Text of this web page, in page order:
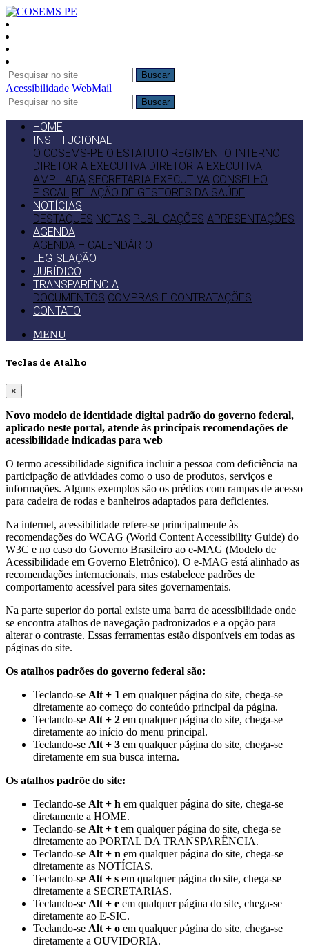
Buscar
Acessibilidade WebMail
Buscar
HOME
INSTITUCIONAL
O COSEMS-PE O ESTATUTO REGIMENTO INTERNO
DIRETORIA EXECUTIVA DIRETORIA EXECUTIVA
AMPLIADA SECRETARIA EXECUTIVA CONSELHO
FISCAL RELAÇÃO DE GESTORES DA SAÚDE
NOTÍCIAS
DESTAQUES NOTAS PUBLICAÇÕES APRESENTAÇÕES
AGENDA
AGENDA – CALENDÁRIO
LEGISLAÇÃO
JURÍDICO
TRANSPARÊNCIA
DOCUMENTOS COMPRAS E CONTRATAÇÕES
CONTATO
MENU
Teclas de Atalho
×
Novo modelo de identidade digital padrão do governo federal,
aplicado neste portal, atende às principais recomendações de
acessibilidade indicadas para web
O termo acessibilidade significa incluir a pessoa com deficiência na
participação de atividades como o uso de produtos, serviços e
informações. Alguns exemplos são os prédios com rampas de acesso
para cadeira de rodas e banheiros adaptados para deficientes.
Na internet, acessibilidade refere-se principalmente às
recomendações do WCAG (World Content Accessibility Guide) do
W3C e no caso do Governo Brasileiro ao e-MAG (Modelo de
Acessibilidade em Governo Eletrônico). O e-MAG está alinhado as
recomendações internacionais, mas estabelece padrões de
comportamento acessível para sites governamentais.
Na parte superior do portal existe uma barra de acessibilidade onde
se encontra atalhos de navegação padronizados e a opção para
alterar o contraste. Essas ferramentas estão disponíveis em todas as
páginas do site.
Os atalhos padrões do governo federal são:
Teclando-se Alt + 1 em qualquer página do site, chega-se
diretamente ao começo do conteúdo principal da página.
Teclando-se Alt + 2 em qualquer página do site, chega-se
diretamente ao início do menu principal.
Teclando-se Alt + 3 em qualquer página do site, chega-se
diretamente em sua busca interna.
Os atalhos padrõe do site:
Teclando-se Alt + h em qualquer página do site, chega-se
diretamente a HOME.
Teclando-se Alt + t em qualquer página do site, chega-se
diretamente ao PORTAL DA TRANSPARÊNCIA.
Teclando-se Alt + n em qualquer página do site, chega-se
diretamente as NOTÍCIAS.
Teclando-se Alt + s em qualquer página do site, chega-se
diretamente a SECRETARIAS.
Teclando-se Alt + e em qualquer página do site, chega-se
diretamente ao E-SIC.
Teclando-se Alt + o em qualquer página do site, chega-se
diretamente a OUVIDORIA.